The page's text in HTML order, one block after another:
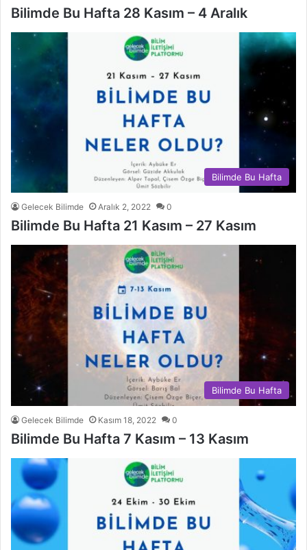
Bilimde Bu Hafta 28 Kasım – 4 Aralık
Bilimde Bu Hafta
Gelecek Bilimde Aralık 2, 2022 0
Bilimde Bu Hafta 21 Kasım – 27 Kasım
Bilimde Bu Hafta
Gelecek Bilimde Kasım 18, 2022 0
Bilimde Bu Hafta 7 Kasım – 13 Kasım